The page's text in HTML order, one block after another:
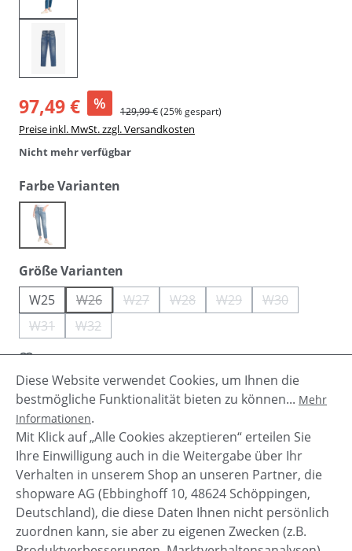
97,49 € % 129,99 €(25% gespart)
Preise inkl. MwSt. zzgl. Versandkosten
Nicht mehr verfügbar
Farbe Varianten
blue
(Diese Option ist zurzeit nicht verfügbar.)
Größe Varianten
W25
W26(Diese Option ist zurzeit nicht verfügbar.)
W27(Diese Option ist zurzeit nicht verfügbar.)
W28(Diese Option ist zurzeit nicht
W29(Diese Option ist zurzeit
W30(Diese Option
W31(Diese Option ist zurzeit nicht verfügbar.)
W32(Diese Option ist zurzeit nicht verfügbar.)
Zum Merkzettel hinzufügen
Produktnummer:LTCDJ2408
Beschreibung
Service-Hotline
Diese Website verwendet Cookies, um Ihnen die
bestmögliche Funktionalität bieten zu können... Mehr
Informationen.
Mit Klick auf „Alle Cookies akzeptieren“ erteilen Sie
Ihre Einwilligung auch in die Weitergabe über Ihr
Verhalten in unserem Shop an unseren Partner, die
shopware AG (Ebbinghoff 10, 48624 Schöppingen,
Deutschland), die diese Daten Ihnen nicht persönlich
zuordnen kann, sie aber zu eigenen Zwecken (z.B.